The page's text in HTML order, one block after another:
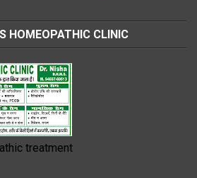
HOMEOPATHIC CLINIC
treatment